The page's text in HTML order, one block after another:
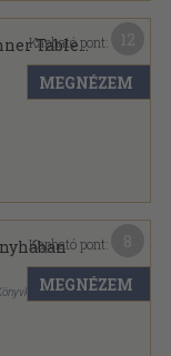
Table...
Kapható pont:
MEGNÉZEM
Kapható pont:
MEGNÉZEM